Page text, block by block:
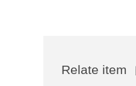
Relate item